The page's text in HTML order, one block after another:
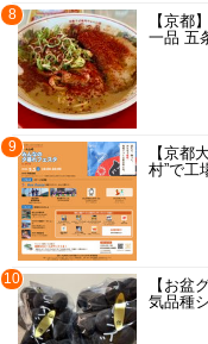
8
【京都
一品 五
9
【京都
村”で工
10
【お盆
気品種